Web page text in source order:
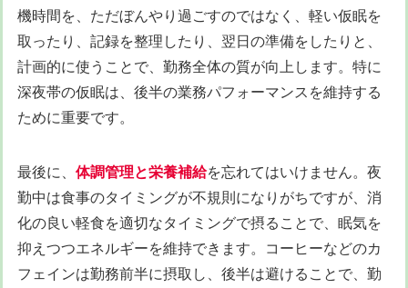
機時間を、ただぼんやり過ごすのではなく、軽い仮眠を
取ったり、記録を整理したり、翌日の準備をしたりと、
計画的に使うことで、勤務全体の質が向上します。特に
深夜帯の仮眠は、後半の業務パフォーマンスを維持する
ために重要です。
最後に、 体調管理と栄養補給を忘れてはいけません。夜
勤中は食事のタイミングが不規則になりがちですが、消
化の良い軽食を適切なタイミングで摂ることで、眠気を
抑えつつエネルギーを維持できます。コーヒーなどのカ
フェインは勤務前半に摂取し、後半は避けることで、勤